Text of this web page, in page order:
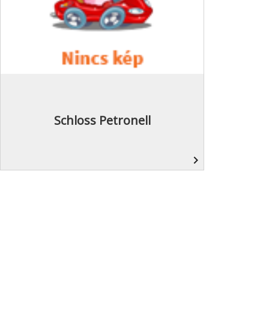
Schloss Petronell
navigate_next